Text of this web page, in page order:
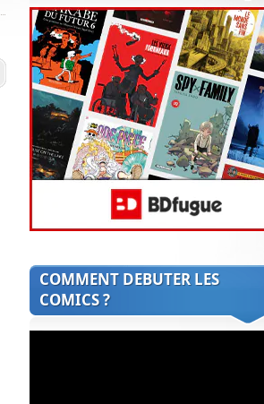
COMMENT DEBUTER LES
COMICS ?